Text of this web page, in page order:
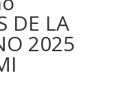
DE LA
2025